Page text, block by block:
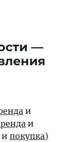
—
и
и
и покупка)